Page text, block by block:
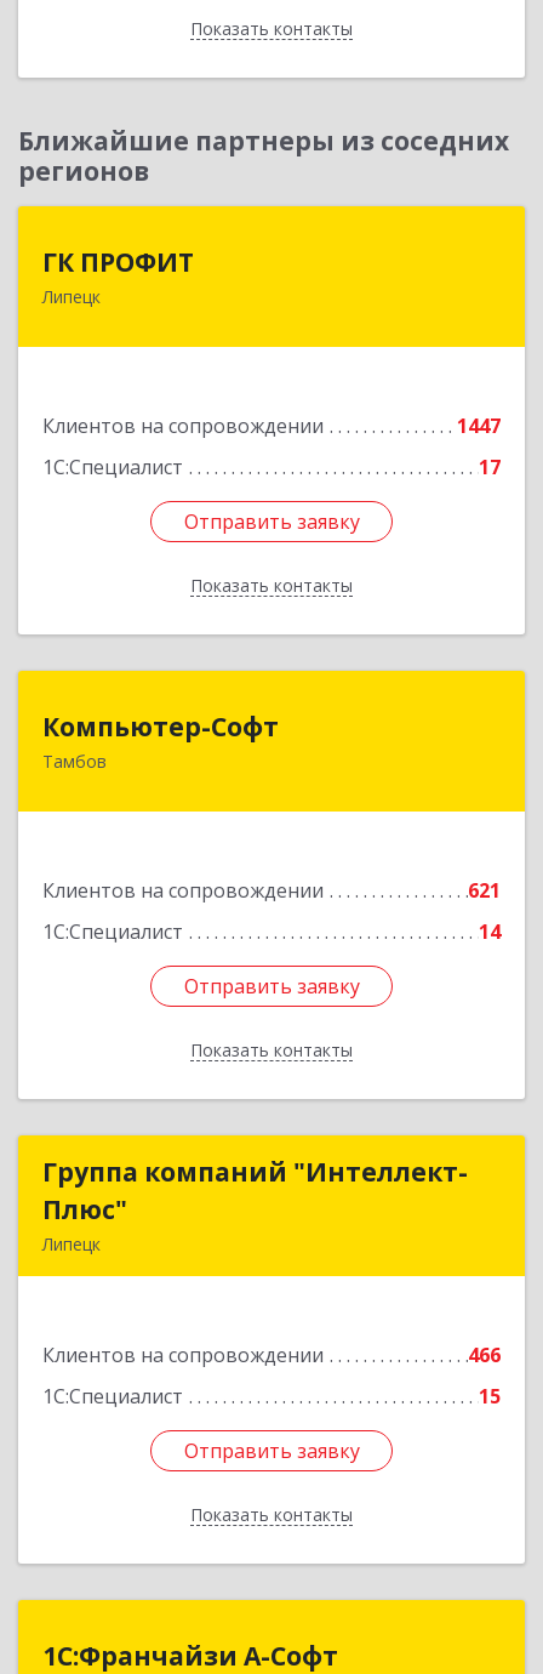
Показать контакты
Назад
Ближайшие партнеры из соседних
регионов
ГК ПРОФИТ
Липецк
Клиентов на сопровождении
1447
1С:Специалист
17
Отправить заявку
Показать контакты
398001, Липецкая обл, Липецк г, Советская ул,
Отправить заявку
Назад
Компьютер-Софт
Тамбов
Клиентов на сопровождении
621
1С:Специалист
14
Отправить заявку
Показать контакты
392000, Тамбовская обл, Тамбов г, Советская
Отправить заявку
Назад
Группа компаний "Интеллект-
Плюс"
Липецк
Клиентов на сопровождении
466
1С:Специалист
15
Отправить заявку
Показать контакты
Группа компаний "Интеллект-
Подробнее
Отправить заявку
Назад
1С:Франчайзи А-Софт
1С:Франчайзи А-Софт